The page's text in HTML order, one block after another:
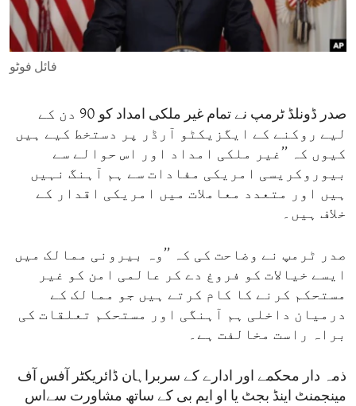
ENVIRONMENT AND HEALTH
IDEALS AND INSTITUTIONS
فائل فوٹو
صدر ڈونلڈ ٹرمپ نے تمام غیر ملکی امداد کو 90 دن کے
لیے روکنے کے ایگزیکٹو آرڈر پر دستخط کیے ہیں
کیوں کہ ’’غیر ملکی امداد اور اس حوالے سے
بیوروکریسی امریکی مفادات سے ہم آہنگ نہیں
ہیں اور متعدد معاملات میں امریکی اقدار کے
خلاف ہیں۔
صدر ٹرمپ نے وضاحت کی کہ ’’وہ بیرونی ممالک میں
ایسے خیالات کو فروغ دے کر عالمی امن کو غیر
مستحکم کرنے کا کام کرتے ہیں جو ممالک کے
درمیان داخلی ہم آہنگی اور مستحکم تعلقات کی
براہ راست مخالفت ہے۔
ذمہ دار محکمے اور ادارے کے سربراہان ڈائریکٹر آفس آف
مینجمنٹ اینڈ بجٹ یا او ایم بی کے ساتھ مشاورت سےاس